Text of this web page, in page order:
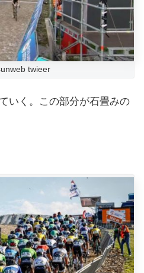
twieer
いく。この部分が石畳みの